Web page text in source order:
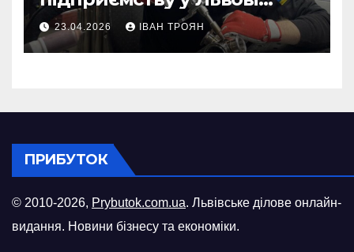
відновити виробничі
потужності після атаки
російського БПЛА
23.04.2026 ІВАН ТРОЯН
ПРИБУТОК
© 2010-2026, Prybutok.com.ua. Львівське ділове онлайн-
видання. Новини бізнесу та економіки.